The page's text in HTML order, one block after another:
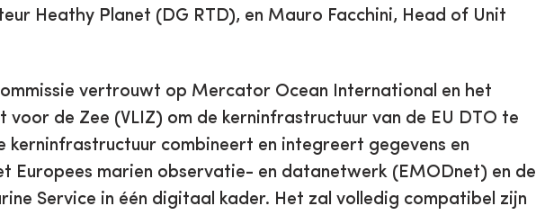
Heathy Planet (DG RTD), en Mauro Facchini, Head of Unit
vertrouwt op Mercator Ocean International en het
voor de Zee (VLIZ) om de kerninfrastructuur van de EU DTO te
kerninfrastructuur combineert en integreert gegevens en
Europees marien observatie- en datanetwerk (EMODnet) en de
Service in één digitaal kader. Het zal volledig compatibel zijn